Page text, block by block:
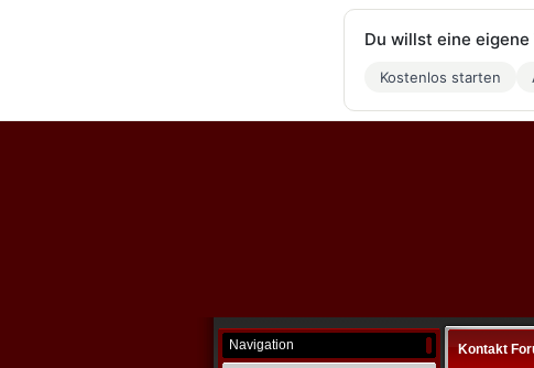
Navigation Kontakt
Du willst eine
Kostenlos starten